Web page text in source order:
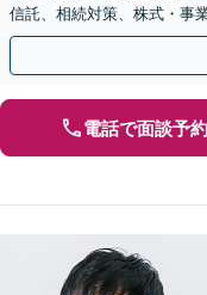
信託、相続対策、株式・事
対応実績。【バリアフリー
電話で面談予約